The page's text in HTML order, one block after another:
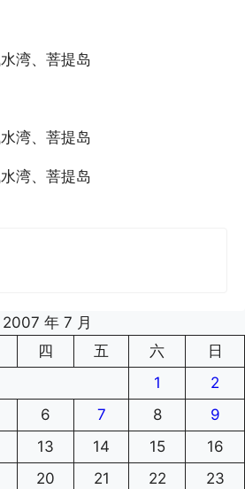
2007 年 7 月
四 五 六
日
1
2
6 7 8
9
13 14 15
16
20 21 22
23